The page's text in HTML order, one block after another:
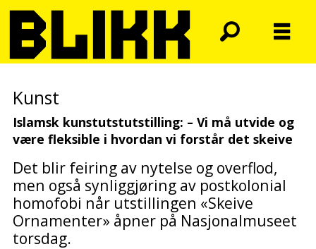
Kunst
Islamsk kunstutstutstilling: – Vi må utvide og
være fleksible i hvordan vi forstår det skeive
Det blir feiring av nytelse og overflod,
men også synliggjøring av postkolonial
homofobi når utstillingen «Skeive
Ornamenter» åpner på Nasjonalmuseet
torsdag.